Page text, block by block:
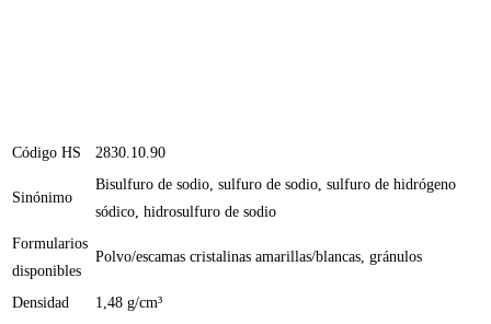
Código HS 2830.10.90
Sinónimo
Bisulfuro de sodio, sulfuro de sodio, sulfuro de hidrógeno
sódico, hidrosulfuro de sodio
Formularios
disponibles
Polvo/escamas cristalinas amarillas/blancas, gránulos
Densidad 1,48 g/cm³